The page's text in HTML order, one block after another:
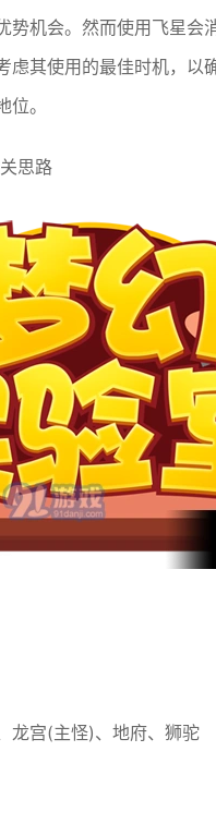
机会。然而使用飞星会
虑其使用的最佳时机，以
。
思路
龙宫(主怪)、地府、狮驼